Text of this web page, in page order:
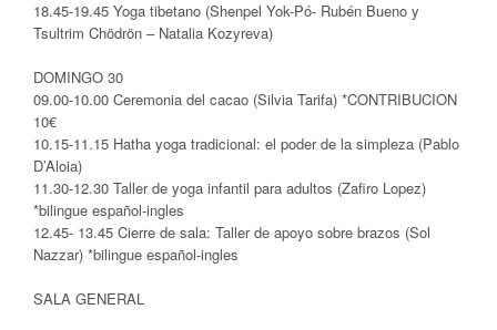
18.45-19.45 Yoga tibetano (Shenpel Yok-Pó- Rubén Bueno y
Tsultrim Chödrön – Natalia Kozyreva)
DOMINGO 30
09.00-10.00 Ceremonia del cacao (Silvia Tarifa) *CONTRIBUCION
10€
10.15-11.15 Hatha yoga tradicional: el poder de la simpleza (Pablo
D’Aloia)
11.30-12.30 Taller de yoga infantil para adultos (Zafiro Lopez)
*bilingue español-ingles
12.45- 13.45 Cierre de sala: Taller de apoyo sobre brazos (Sol
Nazzar) *bilingue español-ingles
SALA GENERAL